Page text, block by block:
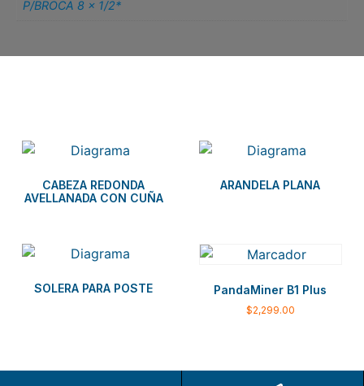
P/BROCA 8 x 1/2*
CABEZA REDONDA
AVELLANADA CON CUÑA
ARANDELA PLANA
SOLERA PARA POSTE PandaMiner B1 Plus
$2,299.00